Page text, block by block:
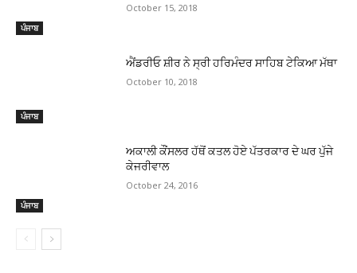
ਪੰਜਾਬ
October 15, 2018
ਪੰਜਾਬ
ਐਂਡਰੀਓ ਸ਼ੀਰ ਨੇ ਸ੍ਰੀ ਹਰਿਮੰਦਰ ਸਾਹਿਬ ਟੇਕਿਆ ਮੱਥਾ
October 10, 2018
ਪੰਜਾਬ
ਅਕਾਲੀ ਕੌਂਸਲਰ ਹੱਥੋਂ ਕਤਲ ਹੋਏ ਪੱਤਰਕਾਰ ਦੇ ਘਰ ਪੁੱਜੇ
ਕੇਜਰੀਵਾਲ
October 24, 2016